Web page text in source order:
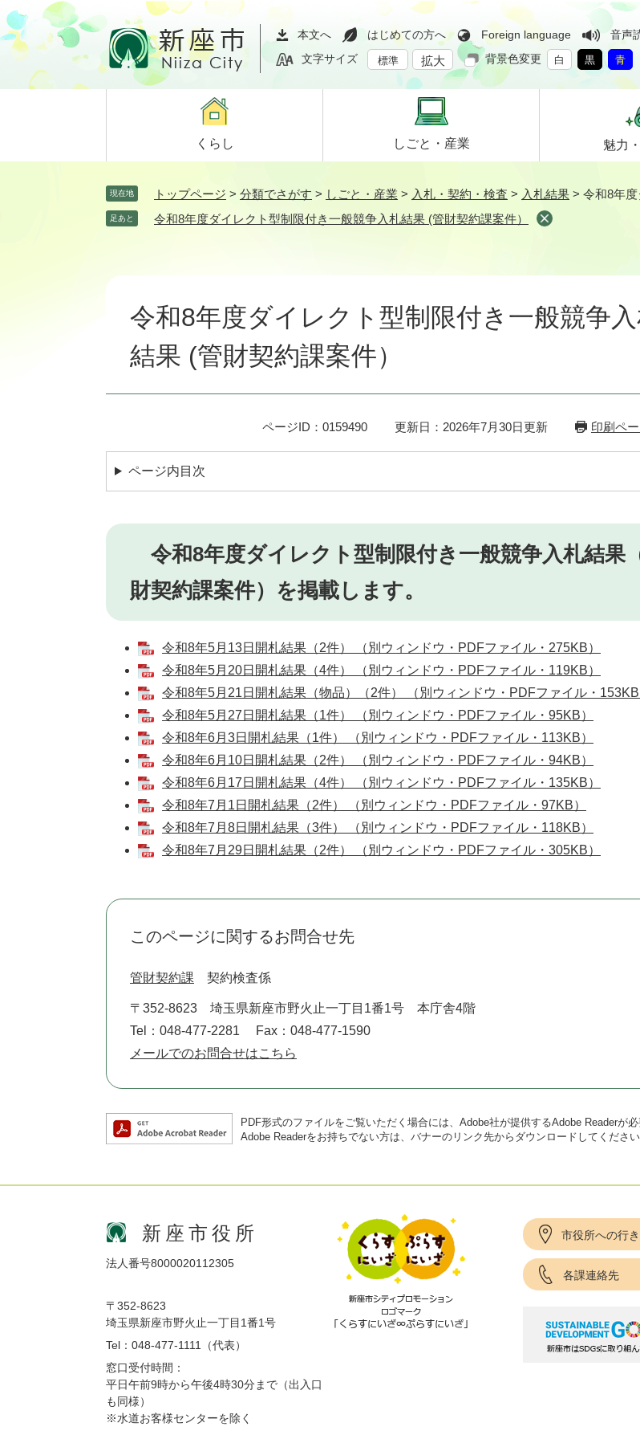
ペ
ー
ジ
メ
ニ
ュ
て
本文へ はじめての方へ Foreign language
音声
文字サイズ
標準 拡大 背景色変更 白 黒 青
くらし しごと・ 産業 魅力・
現在地 トップページ > 分類でさがす > しごと・産業 > 入札・契約・検査 > 入札結果 > 令和8年
足あと 令和8年度ダイレクト型制限付き一般競争入札結果 (管財契約課案件）
令和8年度ダイレクト型制限付き一般競争
結果 (管財契約課案件）
ページID：0159490 更新日：2026年7月30日更新 印刷ペ
ページ内目次
令和8年度ダイレクト型制限付き一般競争入札結果
財契約課案件）を掲載します。
令和8年5月13日開札結果（2件） （別ウィンドウ・PDFファイル・275KB）
令和8年5月20日開札結果（4件） （別ウィンドウ・PDFファイル・119KB）
令和8年5月21日開札結果（物品）（2件） （別ウィンドウ・PDFファイル・153KB
令和8年5月27日開札結果（1件） （別ウィンドウ・PDFファイル・95KB）
令和8年6月3日開札結果（1件） （別ウィンドウ・PDFファイル・113KB）
令和8年6月10日開札結果（2件） （別ウィンドウ・PDFファイル・94KB）
令和8年6月17日開札結果（4件） （別ウィンドウ・PDFファイル・135KB）
令和8年7月1日開札結果（2件） （別ウィンドウ・PDFファイル・97KB）
令和8年7月8日開札結果（3件） （別ウィンドウ・PDFファイル・118KB）
令和8年7月29日開札結果（2件） （別ウィンドウ・PDFファイル・305KB）
このページに関するお問合せ先
管財契約課 契約検査係
〒352-8623
埼玉県新座市野火止一丁目1番1号 本庁舎4階
Tel：048-477-2281
Fax：048-477-1590
メールでのお問合せはこちら
PDF形式のファイルをご覧いただく場合には、Adobe社が提供するAdobe Readerが必
Adobe Readerをお持ちでない方は、バナーのリンク先からダウンロードしてください
新座市役所
法人番号8000020112305
〒352-8623
埼玉県新座市野火止一丁目1番1号
Tel：048-477-1111（代表）
窓口受付時間：
平日午前9時から午後4時30分まで（出入口
も同様）
※水道お客様センターを除く
市役所への行
各課連絡先